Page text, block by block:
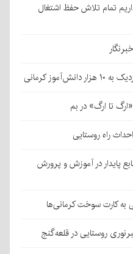
تمام تلاش حفظ اشتغال
کرمانی
تا ارگ» در بم
راه روستایی
پایدار در آموزش و پرورش